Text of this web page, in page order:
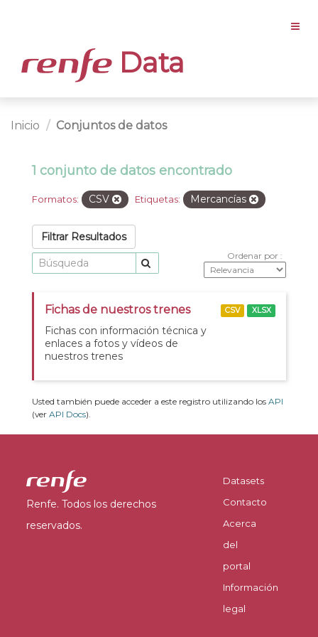
Data
Inicio Conjuntos de datos
1 conjunto de datos encontrado
Formatos: CSV Etiquetas: Mercancías
Filtrar Resultados
Ordenar por
Fichas de nuestros trenes
Fichas con información técnica y
enlaces a fotos y vídeos de
nuestros trenes
CSV XLSX
Usted también puede acceder a este registro utilizando los API
(ver API Docs).
Renfe. Todos los derechos
reservados.
Datasets
Contacto
Acerca
del
portal
Información
legal